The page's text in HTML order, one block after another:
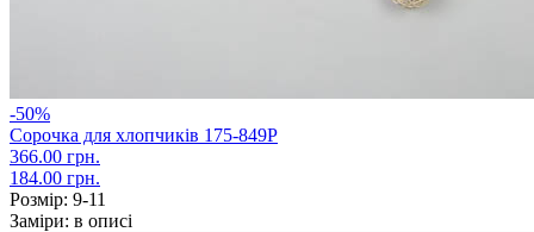
-50%
Сорочка для хлопчиків 175-849Р
366.00 грн.
184.00 грн.
Розмір: 9-11
Заміри: в описі